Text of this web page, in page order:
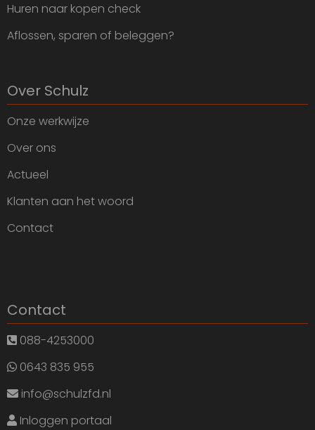
Huren naar kopen check
Aflossen, sparen of beleggen?
Over Schulz
Onze werkwijze
Over ons
Actueel
Klanten aan het woord
Contact
Contact
088-4253000
0643 835 955
info@schulzfd.nl
Inloggen portaal